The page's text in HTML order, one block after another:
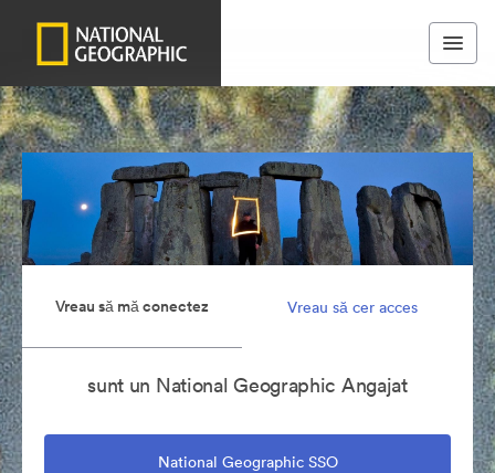
Vreau să mă conectez Vreau să cer acces
sunt un National Geographic Angajat
National Geographic SSO